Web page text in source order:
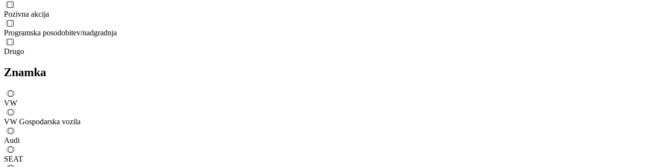
Pozivna akcija
Programska posodobitev/nadgradnja
Drugo
Znamka
VW
VW Gospodarska vozila
Audi
SEAT